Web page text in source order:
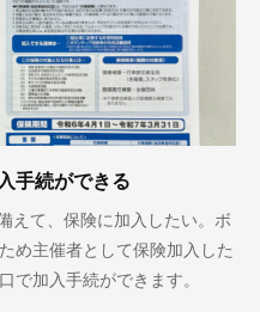
手続ができる
えて、保険に加入したい。ボ
め主催者として保険加入した
で加入手続ができます。